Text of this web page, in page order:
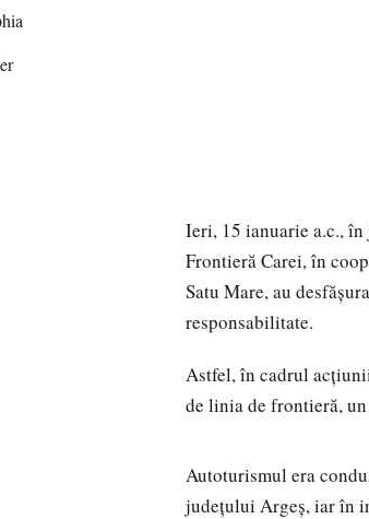
Ieri, 15 ianuarie a.c.,
Frontieră Carei, în
Satu Mare, au
responsabilitate.
Astfel, în cadrul
de linia de frontieră,
Autoturismul era
județului Argeș, iar în